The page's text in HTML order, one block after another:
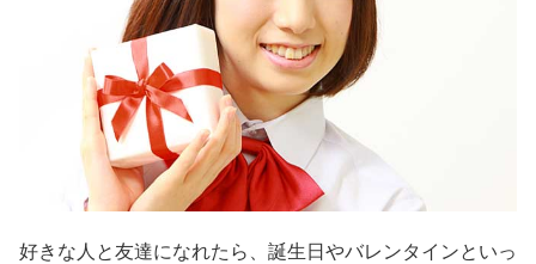
好きな人と友達になれたら、誕生日やバレンタインといっ